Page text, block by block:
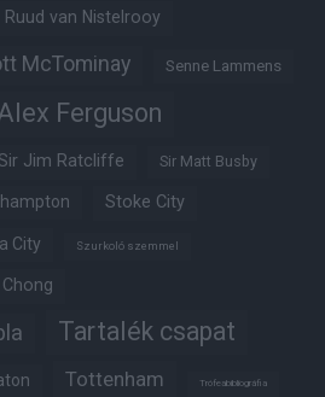
Ruud van Nistelrooy
McTominay Senne Lammens
Ferguson
Jim Ratcliffe Sir Matt Busby
Stoke City
City Szurkoló szemmel
Tartalék csapat
Tottenham Trófeabibliográfia